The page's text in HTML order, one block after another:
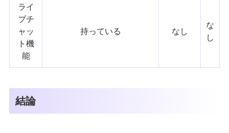
ライ
ブチ
ャッ
ト機
能
持っている なし
な
し
結論